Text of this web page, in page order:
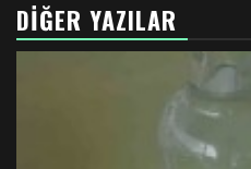
DIĞER YAZILAR